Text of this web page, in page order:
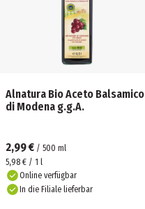
Alnatura Bio Aceto Balsamico
di Modena g.g.A.
2,99 € / 500 ml
5,98 € / 1 l
Online verfügbar
In die Filiale lieferbar